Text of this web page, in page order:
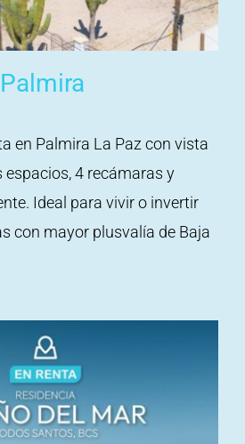
en Palmira La Paz con vista
espacios, 4 recámaras y
Ideal para vivir o invertir
con mayor plusvalía de Baja